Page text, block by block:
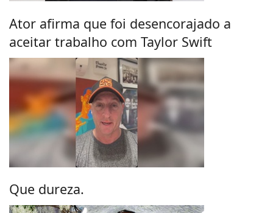
Ator afirma que foi desencorajado a
aceitar trabalho com Taylor Swift
Que dureza.